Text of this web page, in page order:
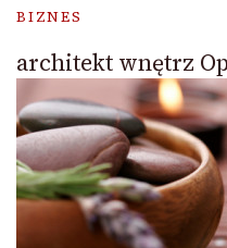
BIZNES
architekt wnętrz